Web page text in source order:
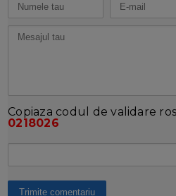
Copiaza codul de validare
0218026